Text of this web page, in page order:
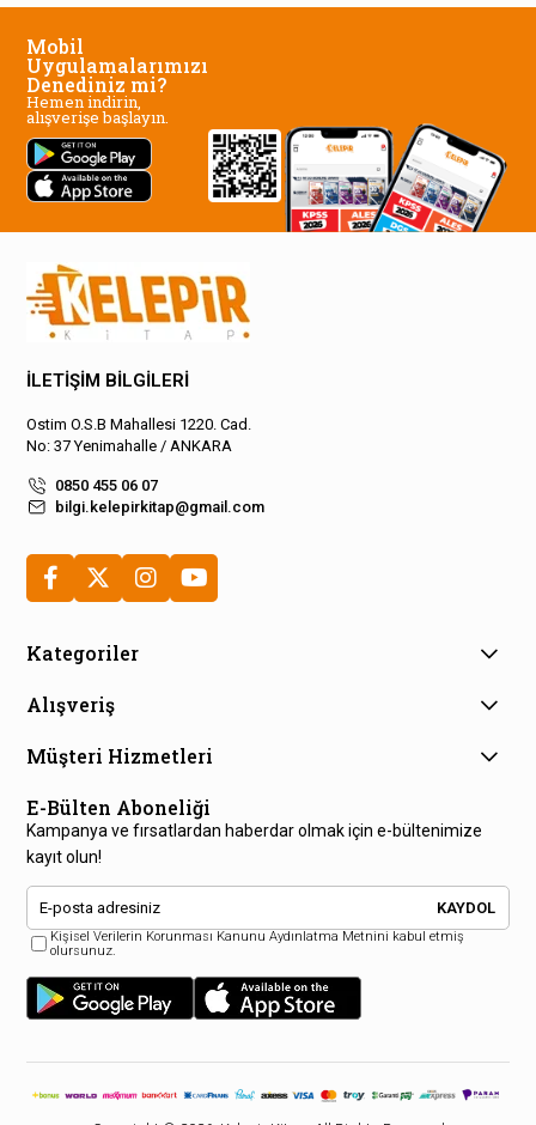
Mobil
Uygulamalarımızı
Denediniz mi?
Hemen indirin,
alışverişe başlayın.
İLETİŞİM BİLGİLERİ
Ostim O.S.B Mahallesi 1220. Cad.
No: 37 Yenimahalle / ANKARA
0850 455 06 07
bilgi.kelepirkitap@gmail.com
Kategoriler
Alışveriş
Müşteri Hizmetleri
E-Bülten Aboneliği
Kampanya ve fırsatlardan haberdar olmak için e-bültenimize
kayıt olun!
KAYDOL
Kişisel Verilerin Korunması Kanunu Aydınlatma Metnini kabul etmiş
olursunuz.